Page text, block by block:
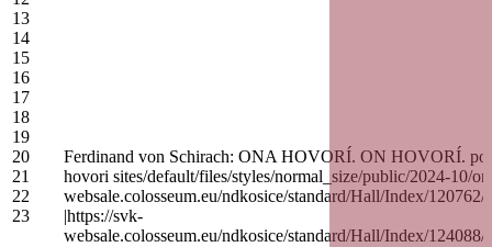
13
14
15
16
17
18
19
20
21
22
23
Ferdinand von Schirach: ONA HOVORÍ. ON HOVORÍ.
hovori sites/default/files/styles/normal_size/public/2024-10/
websale.colosseum.eu/ndkosice/standard/Hall/Index/
|https://svk-
websale.colosseum.eu/ndkosice/standard/Hall/Index/